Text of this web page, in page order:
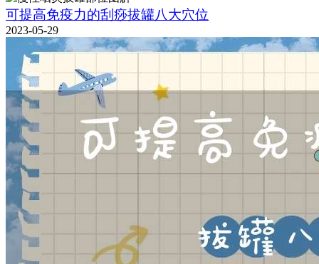
可提高免疫力的刮痧拔罐八大穴位
2023-05-29